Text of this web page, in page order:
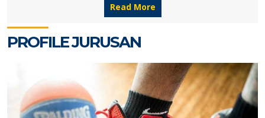
Read More
PROFILE JURUSAN
30 MEI 2020
30 MEI 2020 30 MEI 2020
1 MEI 2020
11 JUL 2017
11 JUL 2017